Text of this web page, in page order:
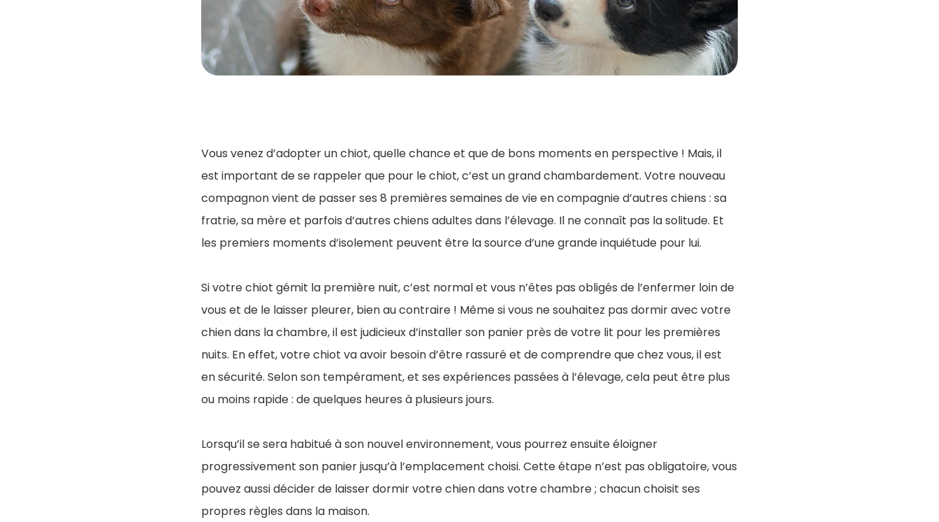
Vous venez d’adopter un chiot, quelle chance et que de bons moments en perspective ! Mais, il
est important de se rappeler que pour le chiot, c’est un grand chambardement. Votre nouveau
compagnon vient de passer ses 8 premières semaines de vie en compagnie d’autres chiens : sa
fratrie, sa mère et parfois d’autres chiens adultes dans l’élevage. Il ne connaît pas la solitude. Et
les premiers moments d’isolement peuvent être la source d’une grande inquiétude pour lui.
Si votre chiot gémit la première nuit, c’est normal et vous n’êtes pas obligés de l’enfermer loin de
vous et de le laisser pleurer, bien au contraire ! Même si vous ne souhaitez pas dormir avec votre
chien dans la chambre, il est judicieux d’installer son panier près de votre lit pour les premières
nuits. En effet, votre chiot va avoir besoin d’être rassuré et de comprendre que chez vous, il est
en sécurité. Selon son tempérament, et ses expériences passées à l’élevage, cela peut être plus
ou moins rapide : de quelques heures à plusieurs jours.
Lorsqu’il se sera habitué à son nouvel environnement, vous pourrez ensuite éloigner
progressivement son panier jusqu’à l’emplacement choisi. Cette étape n’est pas obligatoire, vous
pouvez aussi décider de laisser dormir votre chien dans votre chambre ; chacun choisit ses
propres règles dans la maison.